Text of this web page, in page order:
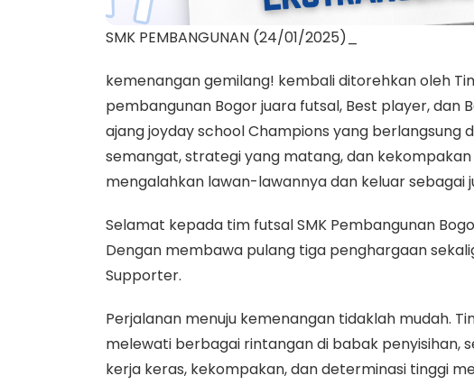
SMK PEMBANGUNAN (24/01/2025)_
kemenangan gemilang! kembali ditorehkan oleh
pembangunan Bogor juara futsal, Best player, dan
ajang joyday school Champions yang berlangsung
semangat, strategi yang matang, dan
mengalahkan lawan-lawannya dan keluar sebagai
Selamat kepada tim futsal SMK Pembangunan
Dengan membawa pulang tiga penghargaan
Supporter.
Perjalanan menuju kemenangan tidaklah mudah.
melewati berbagai rintangan di babak penyisihan,
kerja keras, kekompakan, dan determinasi tinggi